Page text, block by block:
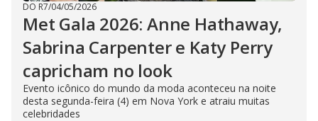
DO R7/04/05/2026
Met Gala 2026: Anne Hathaway,
Sabrina Carpenter e Katy Perry
capricham no look
Evento icônico do mundo da moda aconteceu na noite
desta segunda-feira (4) em Nova York e atraiu muitas
celebridades